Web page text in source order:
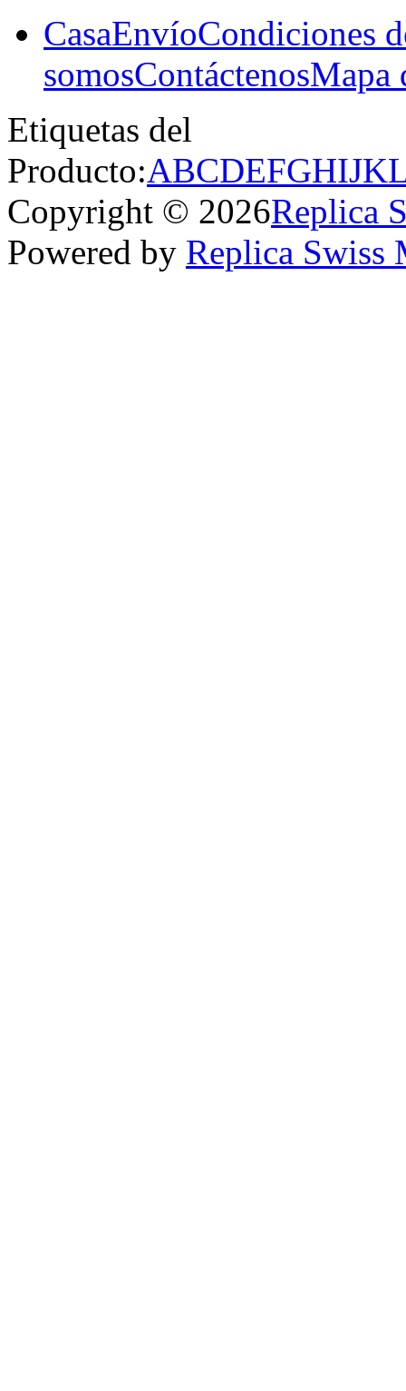
CasaEnvíoCondiciones
somosContáctenosMapa
Etiquetas del
Producto:ABCDEFGHIJK
Copyright © 2026Replica
Powered by Replica Swiss